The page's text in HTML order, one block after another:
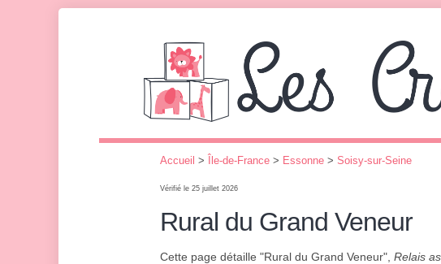
Accueil > Île-de-France > Essonne > Soisy-sur-Seine
Vérifié le 25 juillet 2026
Rural du Grand Veneur
Cette page détaille "Rural du Grand Veneur", Relais